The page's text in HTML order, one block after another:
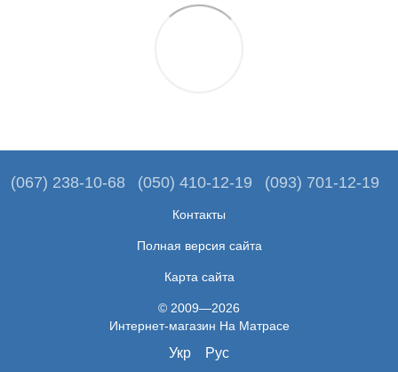
(067) 238-10-68 (050) 410-12-19 (093) 701-12-19
Контакты
Полная версия сайта
Карта сайта
© 2009—2026
Интернет-магазин На Матрасе
Укр Рус